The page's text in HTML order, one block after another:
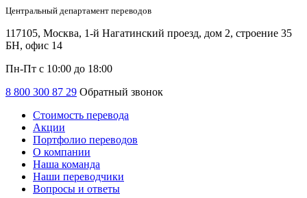
Центральный департамент переводов
117105, Москва, 1-й Нагатинский проезд, дом 2, строение 35
БН, офис 14
Пн-Пт с 10:00 до 18:00
8 800 300 87 29 Обратный звонок
Стоимость перевода
Акции
Портфолио переводов
О компании
Наша команда
Наши переводчики
Вопросы и ответы